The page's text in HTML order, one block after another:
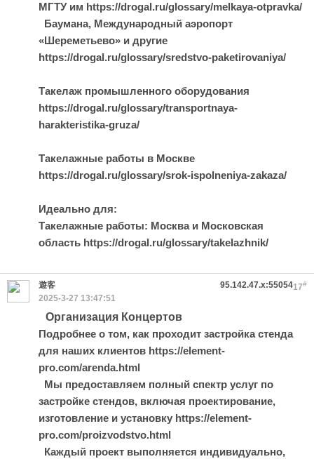
МГТУ им https://drogal.ru/glossary/melkaya-otpravka/
Баумана, Международный аэропорт
«Шереметьево» и другие
https://drogal.ru/glossary/sredstvo-paketirovaniya/
Такелаж промышленного оборудования
https://drogal.ru/glossary/transportnaya-
harakteristika-gruza/
Такелажные работы в Москве
https://drogal.ru/glossary/srok-ispolneniya-zakaza/
Идеально для:
Такелажные работы: Москва и Московская
область https://drogal.ru/glossary/takelazhnik/
17#
遊客
95.142.47.x:55054
2025-3-27 13:47:51
Организация Концертов
Подробнее о том, как проходит застройка стенда
для наших клиентов https://element-
pro.com/arenda.html
Мы предоставляем полный спектр услуг по
застройке стендов, включая проектирование,
изготовление и установку https://element-
pro.com/proizvodstvo.html
Каждый проект выполняется индивидуально,